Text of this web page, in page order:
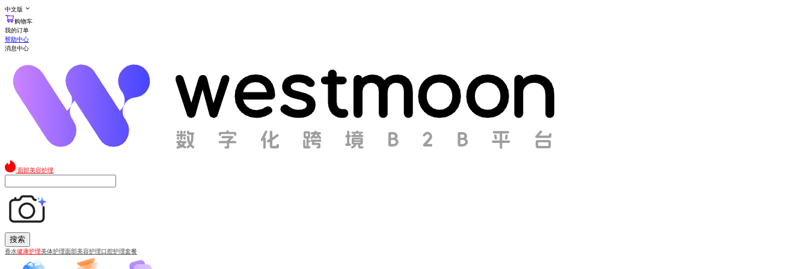
中文版
购物车
我的订单
帮助中心
消息中心
面部美容护理
搜索
香水健康护理美体护理面部美容护理口腔护理套餐